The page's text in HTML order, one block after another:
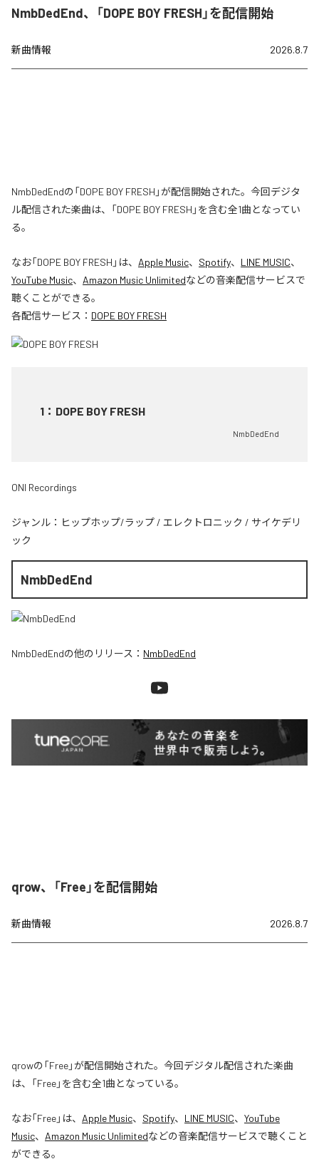
NmbDedEnd、「DOPE BOY FRESH」を配信開始
新曲情報 2026.8.7
NmbDedEndの「DOPE BOY FRESH」が配信開始された。今回デジタ
ル配信された楽曲は、「DOPE BOY FRESH」を含む全1曲となってい
る。
なお「DOPE BOY FRESH 」は、 Apple Music、 Spotify、 LINE MUSIC、
YouTube Music、 Amazon Music Unlimitedなどの音楽配信サービスで
聴くことができる。
各配信サービス： DOPE BOY FRESH
1 ： DOPE BOY FRESH
NmbDedEnd
ONI Recordings
ジャンル： ヒップホップ/ラップ / エレクトロニック / サイケデリ
ック
NmbDedEnd
NmbDedEndの他のリリース： NmbDedEnd
qrow、「Free」を配信開始
新曲情報 2026.8.7
qrowの「Free」が配信開始された。今回デジタル配信された楽曲
は、「Free」を含む全1曲となっている。
なお「Free」は、 Apple Music、 Spotify、 LINE MUSIC、 YouTube
Music、 Amazon Music Unlimitedなどの音楽配信サービスで聴くこと
ができる。